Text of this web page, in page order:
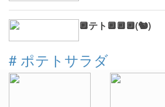
🔲テト🔲🔲🔲(🐿️)
# ポテトサラダ